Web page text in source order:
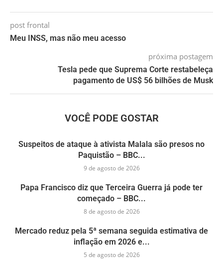
post frontal
Meu INSS, mas não meu acesso
próxima postagem
Tesla pede que Suprema Corte restabeleça
pagamento de US$ 56 bilhões de Musk
VOCÊ PODE GOSTAR
Suspeitos de ataque à ativista Malala são presos no
Paquistão – BBC...
9 de agosto de 2026
Papa Francisco diz que Terceira Guerra já pode ter
começado – BBC...
8 de agosto de 2026
Mercado reduz pela 5ª semana seguida estimativa de
inflação em 2026 e...
5 de agosto de 2026